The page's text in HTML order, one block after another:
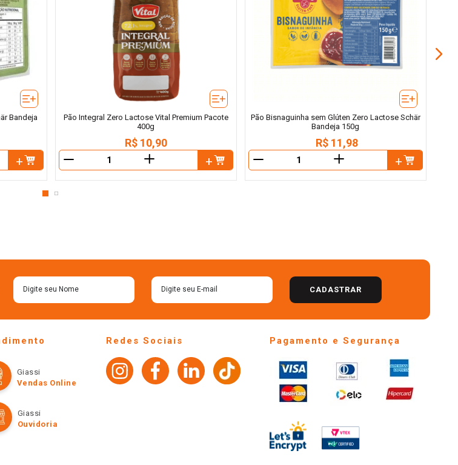
Bandeja
Pão Integral Zero Lactose Vital Premium Pacote
400g
R$ 10,90
＋
Pão Bisnaguinha sem Glúten Zero Lactose Schär
Bandeja 150g
R$ 11,98
＋
CADASTRAR
Giassi
Vendas Online
Giassi
Ouvidoria
Redes Sociais Pagamento e Segurança